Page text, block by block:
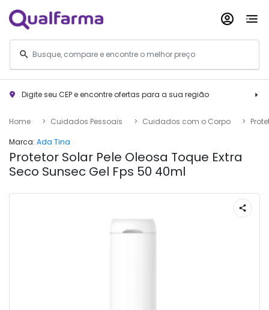
Digite seu CEP e encontre ofertas para a sua região
Home Cuidados Pessoais Cuidados com o Corpo
Marca: Ada Tina
Protetor Solar Pele Oleosa Toque Extra
Seco Sunsec Gel Fps 50 40ml